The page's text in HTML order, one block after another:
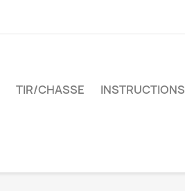
TIR/CHASSE INSTRUCTIONS